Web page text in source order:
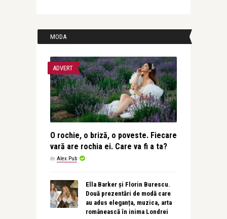
MODA
ADVERT
O rochie, o briză, o poveste. Fiecare
vară are rochia ei. Care va fi a ta?
de Alex Pub
Ella Barker și Florin Burescu.
Două prezentări de modă care
au adus eleganța, muzica, arta
românească în inima Londrei